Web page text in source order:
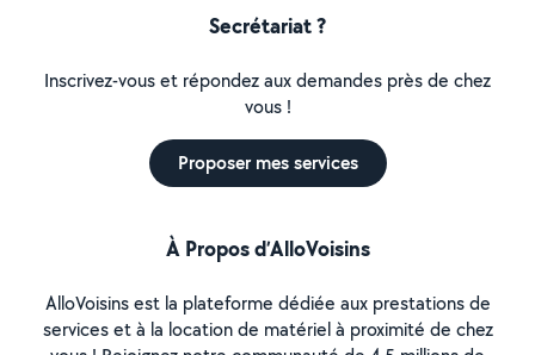
Secrétariat ?
Inscrivez-vous et répondez aux demandes près de chez
vous !
Proposer mes services
À Propos d’AlloVoisins
AlloVoisins est la plateforme dédiée aux prestations de
services et à la location de matériel à proximité de chez